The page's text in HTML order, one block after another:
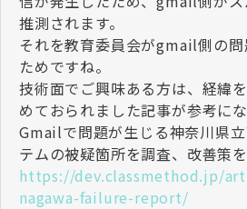
推測されます。
それを教育委員会がgmail側の
ためですね。
技術面でご興味ある方は、経緯
めておられました記事が参考にな
Gmailで問題が生じる神奈川県
テムの被疑箇所を調査、改善策
https://dev.classmethod.jp/
nagawa-failure-report/